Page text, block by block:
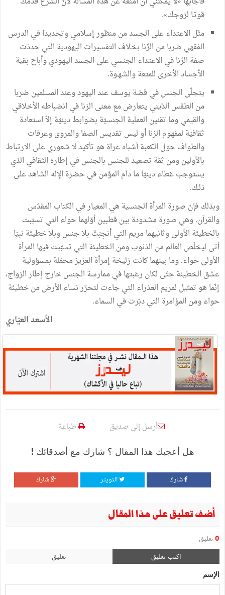
قوتـا لزوجك».
مثّل الاعتداء على الجسد من منظور إسلامي وتحديدا في الدرس
الفقهي ضربا من الزّنا بخلاف التفسيرات اليهودية التي حددّت
صفة الزّنا في الاعتداء الجنسي على الجسد اليهودي وأباح بقية
الأجساد الأخرى للمتعة والشهـوة.
يتجلّى الجنس في قصّة يوسف عند اليهود وعند المسلمين ضربا
من الطقس الدّيني يتعارض مع معنى الزنا في انضباطه الأخلاقي
والقيمي وما تقنين العملية الجنسيّة بضوابط دينيّة إلاّ استعادة
ثقافيّة لمفهوم الزنا أو ليس تقديس الصفا والمروى وعرفات
والطواف حول الكعبة أشباه عراة هو تأكيد لا شعوري على الارتباط
بالأولين ومن ثمّة تصعيد للجنس بالجنس في إطاره الثقافي الذي
يستوجب غطاء دينيّا ما دام المؤمن في حضرة الإله الشاهد على
ذلـك.
وبذلك فإنّ صورة المرأة الجنسية هي المعيار في الكتاب المقدّس
والقرآن. وهي صورة مشدودة بين قطبين أوّلهما حواء التي تسبّبت
بالخطيئة الأولى وثانيهما مريم التي أنجِبَتْ بلا جنس وبلا خطيئة نبيّا
أتى ليخلّص العالم من الذنوب ومن الخطيئة التي تسبّبت فيها المرأة
الأولى حواء. وما بينهما كانت زليخة إمرأة العزيز محمّلة بمسؤولية
عشق الخطيئة حتّى لكان رغبتها في ممارسة الجنس خارج إطار الزواج،
إنّما هو تمثيل لمريم العذراء التي جاءت لتحرّر نساء الأرض من خطيئة
حواء ومن المؤامرة التي دبّرت في السماء.
الأسعد العيّاري
أرسل إلى صديق طباعة
هل أعجبك هذا المقال ؟ شارك مع أصدقائك !
شارك التويتر شارك
أضف تعليق على هذا المقال
0 تعليق
اكتب تعليق تعليق
الإسم